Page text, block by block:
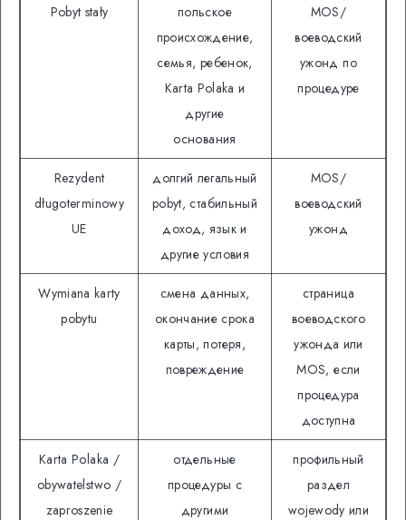
Pobyt stały
польское
происхождение,
семья, ребенок,
Кarta Polaka и
другие
основания
MOS/
воеводский
ужонд по
процедуре
Rezydent
długoterminowy
UE
долгий легальный
pobyt, стабильный
доход, язык и
другие условия
MOS/
воеводский
ужонд
Wymiana karty
pobytu
смена данных,
окончание срока
карты, потеря,
повреждение
страница
воеводского
ужонда или
MOS, если
процедура
доступна
Karta Polaka /
obywatelstwo /
zaproszenie
отдельные
процедуры с
другими
профильный
раздел
wojewody или